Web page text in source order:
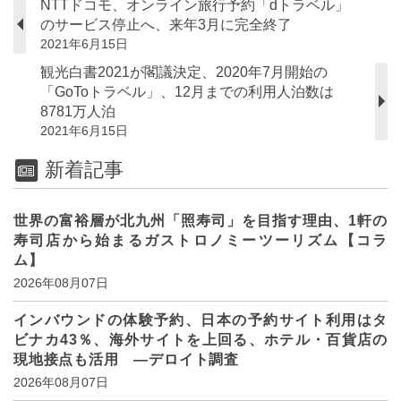
NTTドコモ、オンライン旅行予約「dトラベル」
のサービス停止へ、来年3月に完全終了
2021年6月15日
観光白書2021が閣議決定、2020年7月開始の
「GoToトラベル」、12月までの利用人泊数は
8781万人泊
2021年6月15日
新着記事
世界の富裕層が北九州「照寿司」を目指す理由、1軒の
寿司店から始まるガストロノミーツーリズム【コラ
ム】
2026年08月07日
インバウンドの体験予約、日本の予約サイト利用はタ
ビナカ43％、海外サイトを上回る、ホテル・百貨店の
現地接点も活用 ―デロイト調査
2026年08月07日